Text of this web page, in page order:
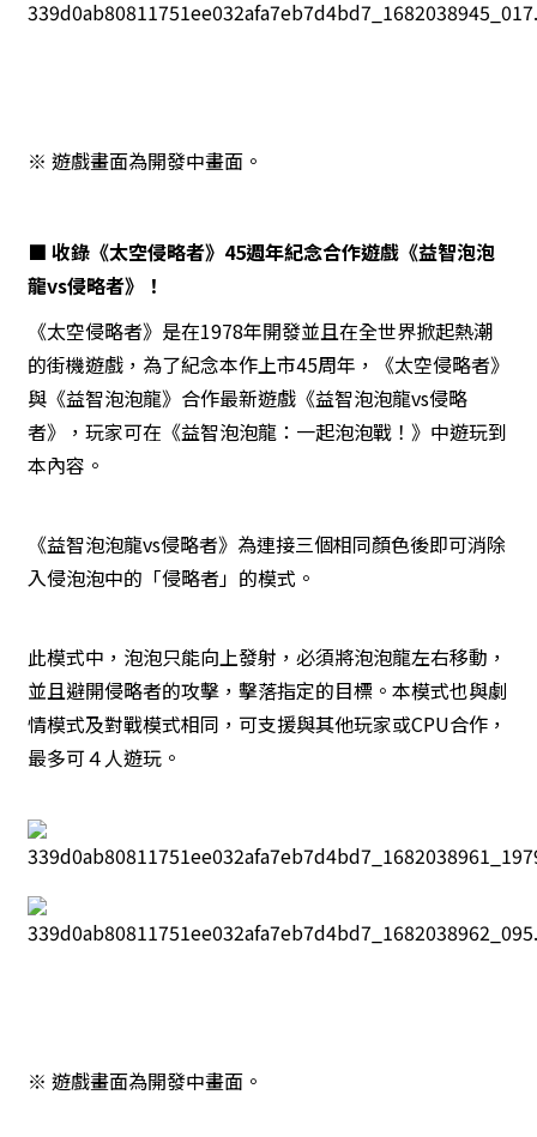
※ 遊戲畫面為開發中畫面。
■ 收錄《太空侵略者》45週年紀念合作遊戲《益智泡泡
龍vs侵略者》！
《太空侵略者》是在1978年開發並且在全世界掀起熱潮
的街機遊戲，為了紀念本作上市45周年，《太空侵略者》
與《益智泡泡龍》合作最新遊戲《益智泡泡龍vs侵略
者》，玩家可在《益智泡泡龍：一起泡泡戰！》中遊玩到
本內容。
《益智泡泡龍vs侵略者》為連接三個相同顏色後即可消除
入侵泡泡中的「侵略者」的模式。
此模式中，泡泡只能向上發射，必須將泡泡龍左右移動，
並且避開侵略者的攻擊，擊落指定的目標。本模式也與劇
情模式及對戰模式相同，可支援與其他玩家或CPU合作，
最多可４人遊玩。
※ 遊戲畫面為開發中畫面。